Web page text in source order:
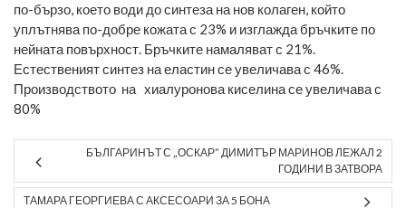
по-бързо, което води до синтеза на нов колаген, който
уплътнява по-добре кожата с 23% и изглажда бръчките по
нейната повърхност. Бръчките намаляват с 21%.
Естественият синтез на еластин се увеличава с 46%.
Производството на хиалуронова киселина се увеличава с
80%
БЪЛГАРИНЪТ С „ОСКАР” ДИМИТЪР МАРИНОВ ЛЕЖАЛ 2
ГОДИНИ В ЗАТВОРА
ТАМАРА ГЕОРГИЕВА С АКСЕСОАРИ ЗА 5 БОНА